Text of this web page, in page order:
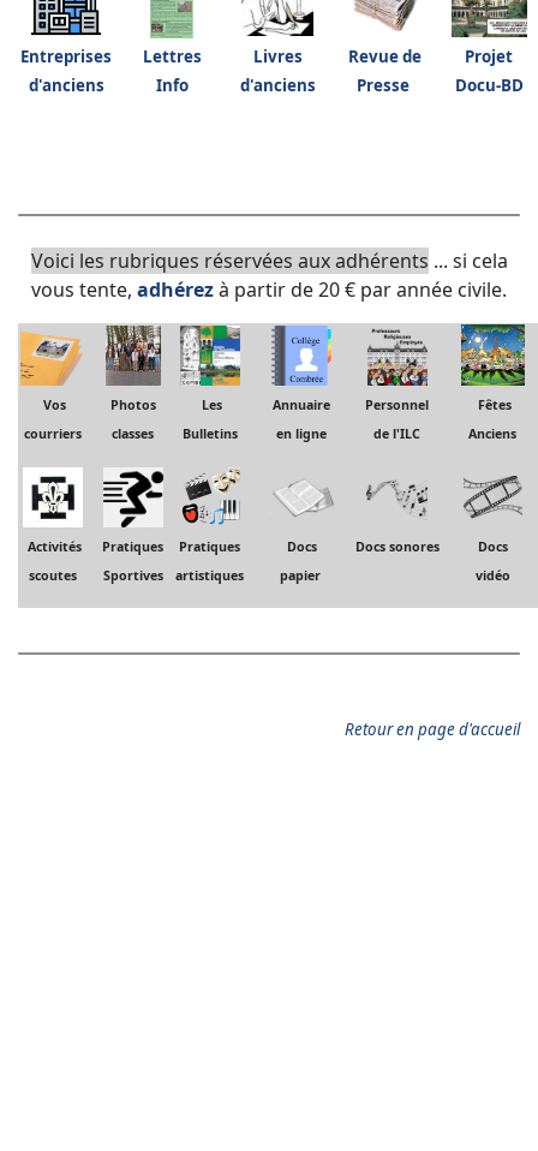
Entreprises
d'anciens
Lettres
Info
Livres
d'anciens
Revue de
Presse
Projet
Docu-BD
Voici les rubriques réservées aux adhérents ... si cela
vous tente, adhérezà partir de 20 € par année civile.
Vos
courriers
Photos
classes
Les
Bulletins
Annuaire
en ligne
Personnel
de l'ILC
Fêtes
Anciens
Activités
scoutes
Pratiques
Sportives
Pratiques
artistiques
Docs
papier
Docs sonores
Docs
vidéo
Retour en page d'accueil